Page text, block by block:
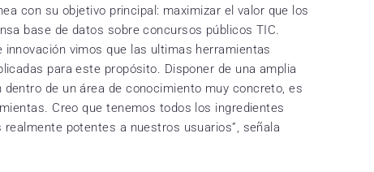
con su objetivo principal: maximizar el valor que los
base de datos sobre concursos públicos TIC.
innovación vimos que las ultimas herramientas
para este propósito. Disponer de una amplia
de un área de conocimiento muy concreto, es
Creo que tenemos todos los ingredientes
potentes a nuestros usuarios”, señala